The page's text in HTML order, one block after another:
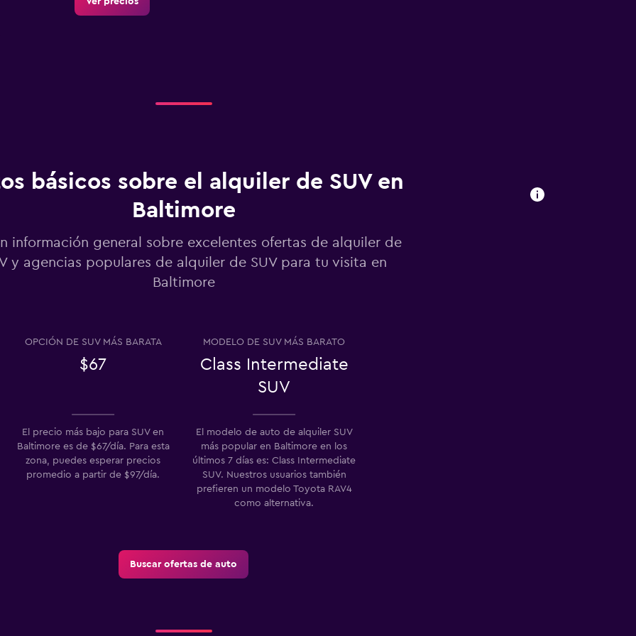
Ver precios
Ver precios
Ver precios
básicos sobre el alquiler de SUV en
Baltimore
información general sobre excelentes ofertas de alquiler de
y agencias populares de alquiler de SUV para tu visita en
Baltimore
OPCIÓN DE SUV MÁS BARATA
$67
MODELO DE SUV MÁS BARATO
Class Intermediate
SUV
El precio más bajo para SUV en
Baltimore es de $67/día. Para esta
zona, puedes esperar precios
promedio a partir de $97/día.
El modelo de auto de alquiler SUV
más popular en Baltimore en los
últimos 7 días es: Class Intermediate
SUV. Nuestros usuarios también
prefieren un modelo Toyota RAV4
como alternativa.
Buscar ofertas de auto